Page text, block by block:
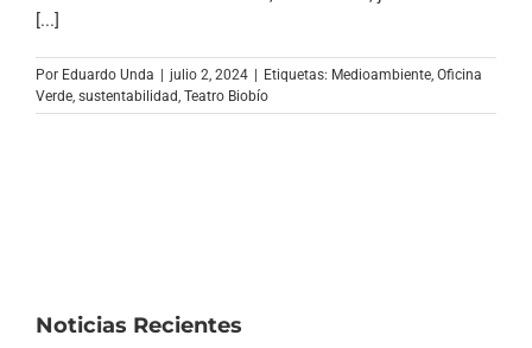
[...]
Por Eduardo Unda | julio 2, 2024 | Etiquetas: Medioambiente Oficina
Verde sustentabilidad Teatro Biobío
Noticias Recientes